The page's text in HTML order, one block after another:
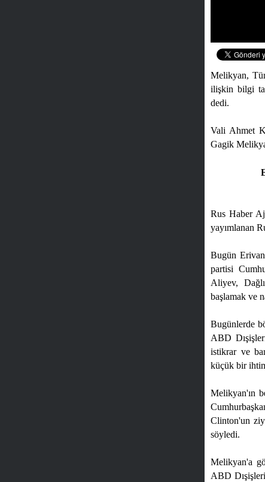
Melikyan,
ilişkin bilgi
dedi.
Vali Ahmet
Gagik
Rus Haber
yayımlanan
Bugün
partisi
Aliyev,
başlamak ve
Bugünlerde
ABD
istikrar ve
küçük bir
Melikyan'ın
Clinton'un
söyledi.
Melikyan'a
ABD Dışişleri